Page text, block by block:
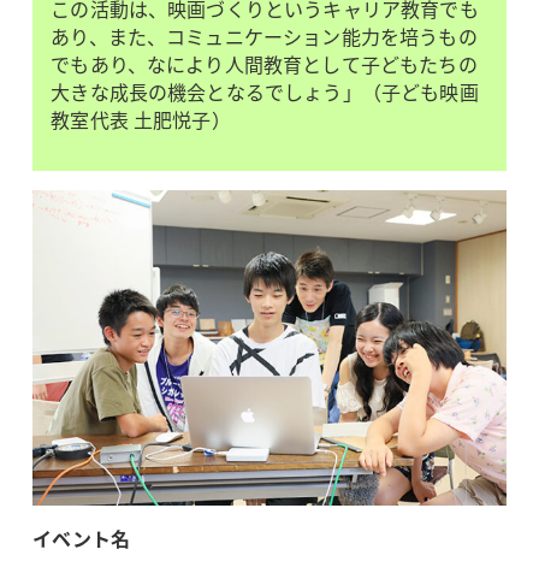
この活動は、映画づくりというキャリア教育でも
あり、また、コミュニケーション能力を培うもの
でもあり、なにより人間教育として子どもたちの
大きな成長の機会となるでしょう」（子ども映画
教室代表 土肥悦子）
イベント名